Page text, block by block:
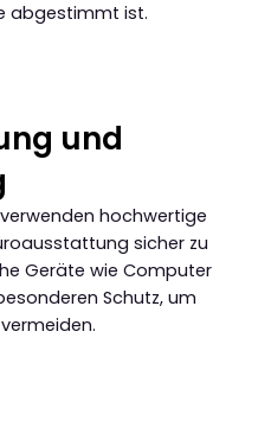
abgestimmt ist.
und
hochwertige
sicher zu
Geräte wie Computer
Schutz, um